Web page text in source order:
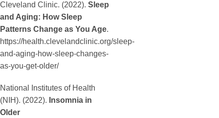
Cleveland Clinic. (2022). Sleep
and Aging: How Sleep
Patterns Change as You Age.
https://health.clevelandclinic.org/sleep-
and-aging-how-sleep-changes-
as-you-get-older/
National Institutes of Health
(NIH). (2022). Insomnia in
Older